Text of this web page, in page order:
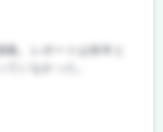
義。レポートは前年と
ていなかった。